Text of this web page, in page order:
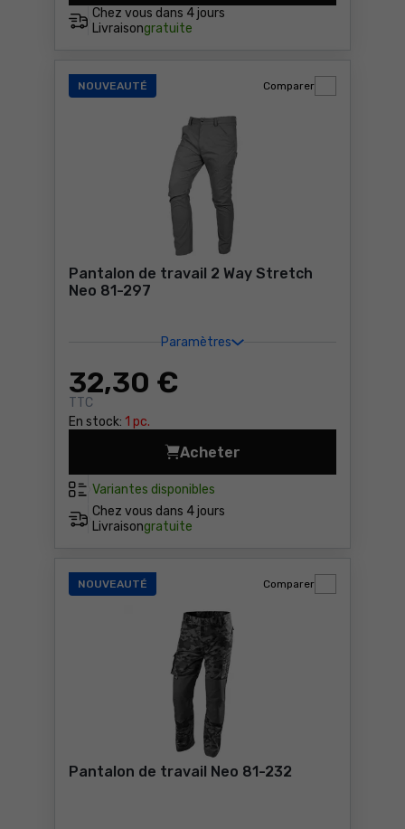
Chez vous dans 4 jours
Livraisongratuite
NOUVEAUTÉ
Pantalon de travail 2 Way Stretch
Neo 81-297
Paramètres
32,30 €
TTC
En stock: 1 pc.
Comparer
Variantes disponibles
Chez vous dans 4 jours
Livraisongratuite
Acheter
Pantalon de travail 2 Way
NOUVEAUTÉ
Pantalon de travail Neo 81-232
Comparer